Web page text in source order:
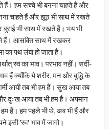
हम सच्चे भी बनना चाहते हैं और
चाहते हैं और झूठ भी साथ में रखते
भी साथ में रखते हैं। भय भी
हैं। आसक्ति साथ में रखकर
का पथ लंबा हो जाता है।
स्व का भाव। परभाव नहीं। सर्दी-
हैं क्योंकि ये शरीर, मन और बुद्धि के
आयी तब भी हम हैं। सुख आया तब
दुःख आया तब भी हम हैं। अपमान
हैं। हम पहले भी थे, अब भी हैं और
ʹस्वʹ भाव में जागो।